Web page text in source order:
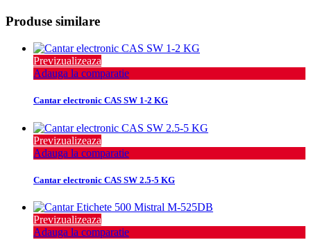
Produse similare
Previzualizeaza
Adauga la comparatie
Cantar electronic CAS SW 1-2 KG
Previzualizeaza
Adauga la comparatie
Cantar electronic CAS SW 2.5-5 KG
Previzualizeaza
Adauga la comparatie